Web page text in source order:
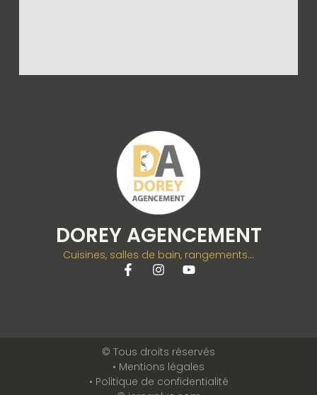
DOREY AGENCEMENT
Cuisines, salles de bain, rangements...
© Tous droits réservés
• Mentions légales
• Politique de confidentialité